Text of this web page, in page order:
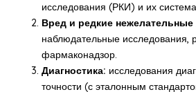
исследования (РКИ) и их
Вред и редкие нежелательные
наблюдательные исследования,
фармаконадзор.
Диагностика: исследования
точности (с эталонным